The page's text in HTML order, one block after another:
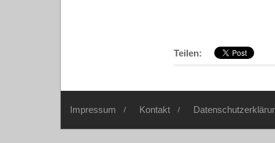
Teilen:
Impressum Kontakt